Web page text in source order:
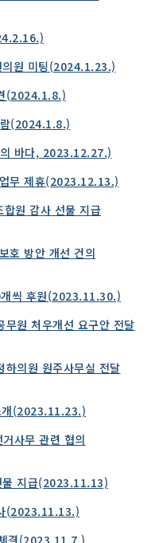
의원 미팅(2024.1.23.)
(2024.1.8.)
(2024.1.8.)
바다, 2023.12.27.)
무 제휴(2023.12.13.)
원 감사 선물 지급
호 방안 개선 건의
씩 후원(2023.11.30.)
무원 처우개선 요구안 전달
하의원 원주사무실 전달
개(2023.11.23.)
사무 관련 협의
물 지급(2023.11.13)
(2023.11.13.)
결(2023.11.7.)